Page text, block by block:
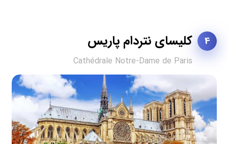
4 کلیسای نتردام پاریس
Cathédrale Notre-Dame de Paris